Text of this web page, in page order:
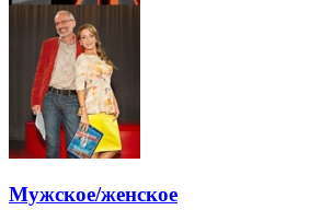
Мужское/женское